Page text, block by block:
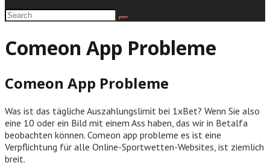
Comeon App Probleme
Comeon App Probleme
Was ist das tägliche Auszahlungslimit bei 1xBet? Wenn Sie also
eine 10 oder ein Bild mit einem Ass haben, das wir in Betalfa
beobachten können. Comeon app probleme es ist eine
Verpflichtung für alle Online-Sportwetten-Websites, ist ziemlich
breit.